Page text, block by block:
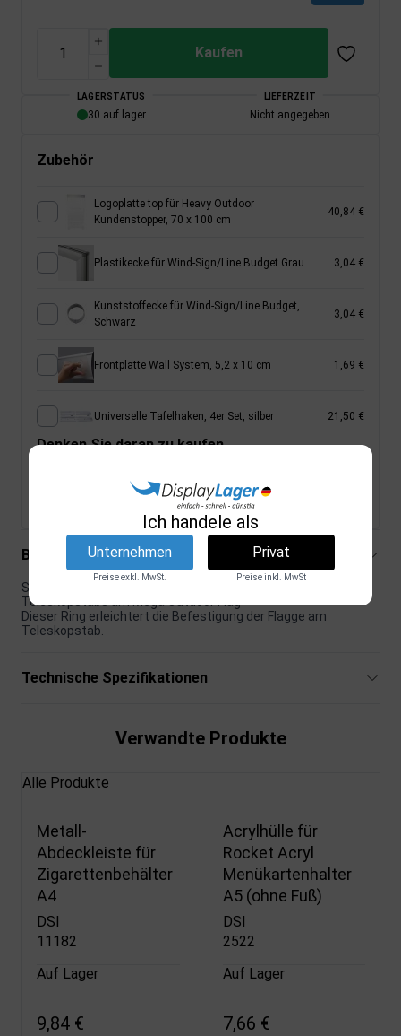
Kaufen
LAGERSTATUS
30 auf lager
LIEFERZEIT
Nicht angegeben
Zubehör
Logoplatte top für Heavy Outdoor
Kundenstopper, 70 x 100 cm
40,84 €
Plastikecke für Wind-Sign/Line Budget Grau 3,04 €
Kunststoffecke für Wind-Sign/Line Budget,
Schwarz
3,04 €
Frontplatte Wall System, 5,2 x 10 cm 1,69 €
Universelle Tafelhaken, 4er Set, silber 21,50 €
Denken Sie daran zu kaufen
Schlüssel für Spender, für 6 mm Schloss (siehe
Beschreibung
Speziell gestalteter kleiner Ring für die Spitze des
Teleskopstabs am Mega Outdoor Flag
Dieser Ring erleichtert die Befestigung der Flagge am
Teleskopstab.
Technische Spezifikationen
Verwandte Produkte
Alle Produkte
Metall-
Abdeckleiste für
Zigarettenbehälter
A4
DSI
11182
Auf Lager
9,84 €
Acrylhülle für
Rocket Acryl
Menükartenhalter
A5 (ohne Fuß)
DSI
2522
Auf Lager
7,66 €
Ich handele als
Unternehmen
Preise exkl. MwSt.
Privat
Preise inkl. MwSt